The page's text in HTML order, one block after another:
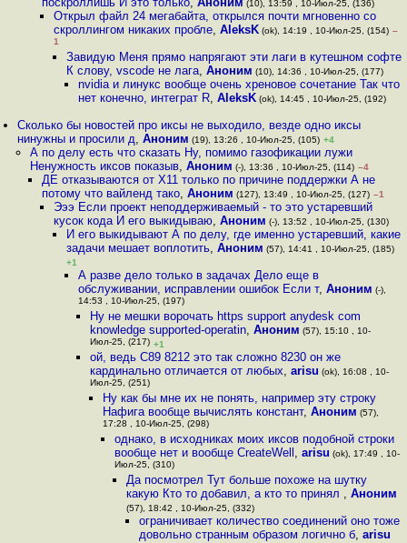
(10), 13:59 , 10-Июл-25, (136)
Открыл файл 24 мегабайта, открылся почти мгновенно со
скроллингом никаких пробле,AleksK (ok), 14:19 , 10-Июл-25, (154) –
1
Завидую Меня прямо напрягают эти лаги в кутешном софте
К слову, vscode не лага, Аноним (10), 14:36 , 10-Июл-25, (177)
nvidia и линукс вообще очень хреновое сочетание Так что
нет конечно, интеграт R, AleksK(ok), 14:45 , 10-Июл-25, (192)
Сколько бы новостей про иксы не выходило, везде одно иксы
нинужны и просили д,Аноним (19), 13:26 , 10-Июл-25, (105) +4
А по делу есть что сказать Ну, помимо газофикации лужи
Ненужность иксов показыв, Аноним (-), 13:36 , 10-Июл-25, (114) –4
ДЕ отказываются от X11 только по причине поддержки А не
потому что вайленд тако, Аноним (127), 13:49 , 10-Июл-25, (127) –1
Эээ Если проект неподдерживаемый - то это устаревший
кусок кода И его выкидываю,Аноним (-), 13:52 , 10-Июл-25, (130)
И его выкидывают А по делу, где именно устаревший, какие
задачи мешает воплотить, Аноним (57), 14:41 , 10-Июл-25, (185)
+1
А разве дело только в задачах Дело еще в
обслуживании, исправлении ошибок Если т, Аноним (-),
14:53 , 10-Июл-25, (197)
Ну не мешки ворочать https support anydesk com
knowledge supported-operatin,Аноним (57), 15:10 , 10-
Июл-25, (217) +1
ой, ведь C89 8212 это так сложно 8230 он же
кардинально отличается от любых,arisu (ok), 16:08 , 10-
Июл-25, (251)
Ну как бы мне их не понять, например эту строку
Нафига вообще вычислять констант, Аноним (57),
17:28 , 10-Июл-25, (298)
однако, в исходниках моих иксов подобной строки
вообще нет и вообще CreateWell , arisu (ok), 17:49 , 10-
Июл-25, (310)
Да посмотрел Тут больше похоже на шутку
какую Кто то добавил, а кто то принял ,Аноним
(57), 18:42 , 10-Июл-25, (332)
ограничивает количество соединений оно тоже
довольно странным образом логично б, arisu